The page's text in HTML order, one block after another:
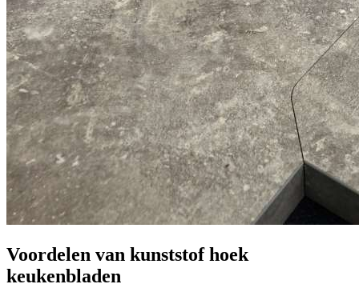
Voordelen van kunststof hoek
keukenbladen